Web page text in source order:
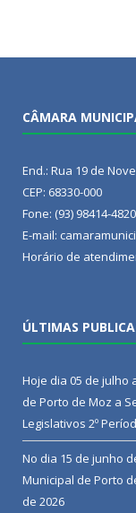
CÂMARA
End.: Rua 19 de
CEP: 68330-000
Fone: (93) 98414-
E-mail:
Horário de
ÚLTIMAS
Hoje dia 05 de julho
de Porto de Moz a
Legislativos 2º
No dia 15 de junho
Municipal de Porto
de 2026